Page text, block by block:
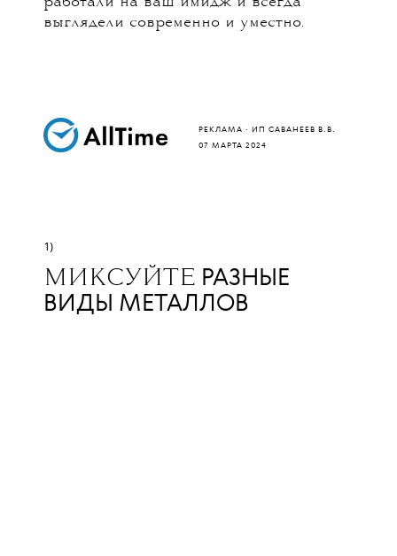
выглядели современно и уместно.
РЕКЛАМА · ИП САВАНЕЕВ В.В.
07 МАРТА 2024
1)
МИКСУЙТЕ РАЗНЫЕ
ВИДЫ МЕТАЛЛОВ